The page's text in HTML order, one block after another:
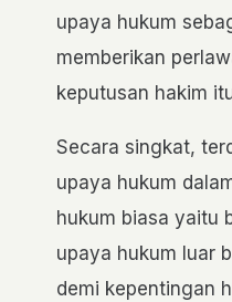
upaya hukum
memberikan
keputusan hakim
Secara singkat,
upaya hukum
hukum biasa yaitu
upaya hukum luar
demi kepentingan